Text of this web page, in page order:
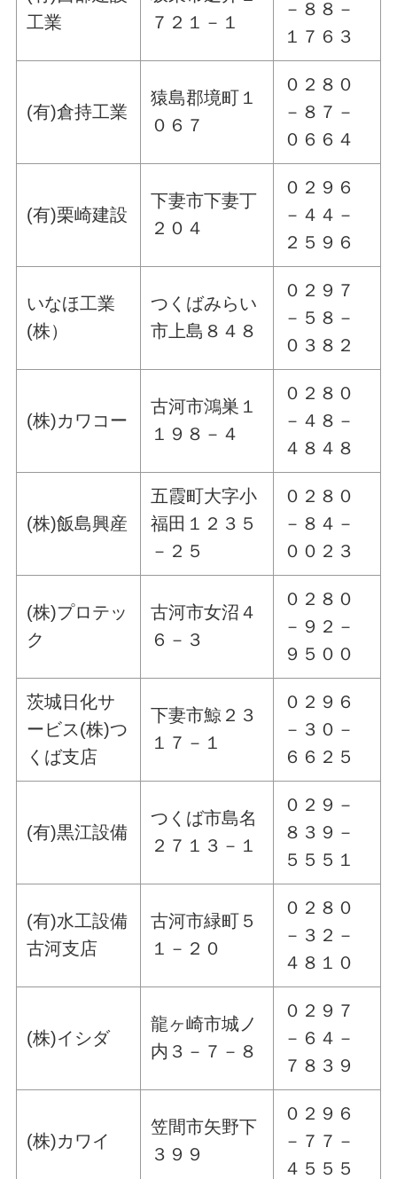
工業
７２１－１
－８８－
１７６３
(有)倉持工業
猿島郡境町１
０６７
０２８０
－８７－
０６６４
(有)栗崎建設
下妻市下妻丁
２０４
０２９６
－４４－
２５９６
いなほ工業
(株）
つくばみらい
市上島８４８
０２９７
－５８－
０３８２
(株)カワコー
古河市鴻巣１
１９８－４
０２８０
－４８－
４８４８
(株)飯島興産
五霞町大字小
福田１２３５
－２５
０２８０
－８４－
００２３
(株)プロテッ
ク
古河市女沼４
６－３
０２８０
－９２－
９５００
茨城日化サ
ービス(株)つ
くば支店
下妻市鯨２３
１７－１
０２９６
－３０－
６６２５
(有)黒江設備
つくば市島名
２７１３－１
０２９－
８３９－
５５５１
(有)水工設備
古河支店
古河市緑町５
１－２０
０２８０
－３２－
４８１０
(株)イシダ
龍ヶ崎市城ノ
内３－７－８
０２９７
－６４－
７８３９
(株)カワイ
笠間市矢野下
３９９
０２９６
－７７－
４５５５